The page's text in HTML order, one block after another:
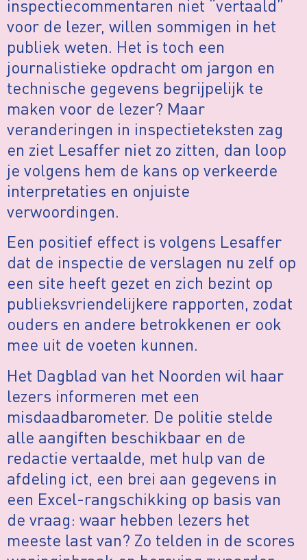
inspectiecommentaren niet “vertaald”
voor de lezer, willen sommigen in het
publiek weten. Het is toch een
journalistieke opdracht om jargon en
technische gegevens begrijpelijk te
maken voor de lezer? Maar
veranderingen in inspectieteksten zag
en ziet Lesaffer niet zo zitten, dan loop
je volgens hem de kans op verkeerde
interpretaties en onjuiste
verwoordingen.
Een positief effect is volgens Lesaffer
dat de inspectie de verslagen nu zelf op
een site heeft gezet en zich bezint op
publieksvriendelijkere rapporten, zodat
ouders en andere betrokkenen er ook
mee uit de voeten kunnen.
Het Dagblad van het Noorden wil haar
lezers informeren met een
misdaadbarometer. De politie stelde
alle aangiften beschikbaar en de
redactie vertaalde, met hulp van de
afdeling ict, een brei aan gegevens in
een Excel-rangschikking op basis van
de vraag: waar hebben lezers het
meeste last van? Zo telden in de scores